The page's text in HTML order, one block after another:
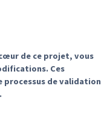
de ce projet, vous
Ces
processus de validation